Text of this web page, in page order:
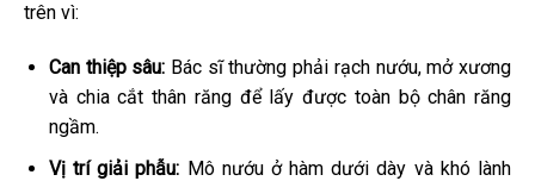
trên vì:
Can thiệp sâu: Bác sĩ thường phải rạch nướu, mở xương
và chia cắt thân răng để lấy được toàn bộ chân răng
ngầm.
Vị trí giải phẫu: Mô nướu ở hàm dưới dày và khó lành